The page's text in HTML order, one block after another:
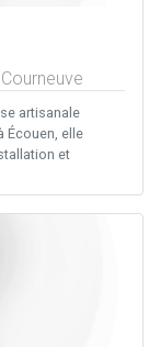
artisanale
Écouen, elle
et